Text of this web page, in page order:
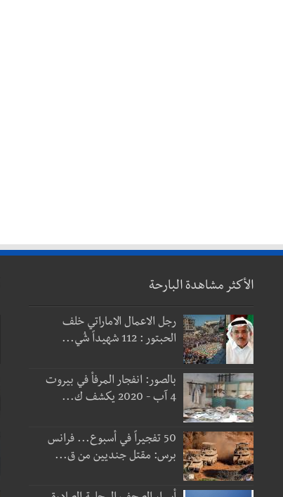
الأكثر مشاهدة البارحة
رجل الاعمال الاماراتي خلف
الحبتور : 112 شهيداً شُي...
بالصور: انفجار المرفأ في بيروت
4 آب - 2020 يكشف ك...
50 تفجيراً في أسبوع... فرانس
برس: مقتل جنديين من ق...